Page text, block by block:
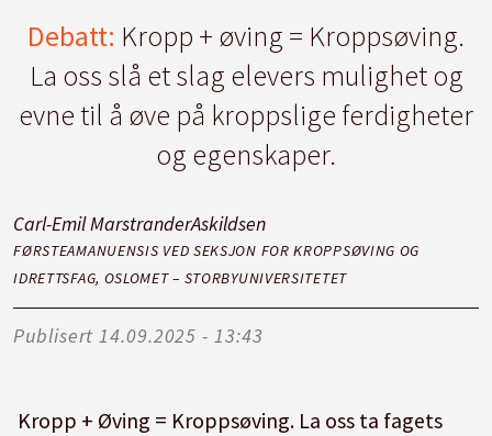
Debatt: Kropp + øving = Kroppsøving.
La oss slå et slag elevers mulighet og
evne til å øve på kroppslige ferdigheter
og egenskaper.
Carl-Emil MarstranderAskildsen
FØRSTEAMANUENSIS VED SEKSJON FOR KROPPSØVING OG
IDRETTSFAG, OSLOMET – STORBYUNIVERSITETET
Publisert 14.09.2025 - 13:43
Kropp + Øving = Kroppsøving. La oss ta fagets